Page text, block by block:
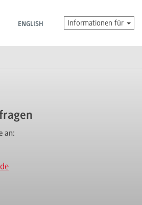
ENGLISH Informationen für
an: